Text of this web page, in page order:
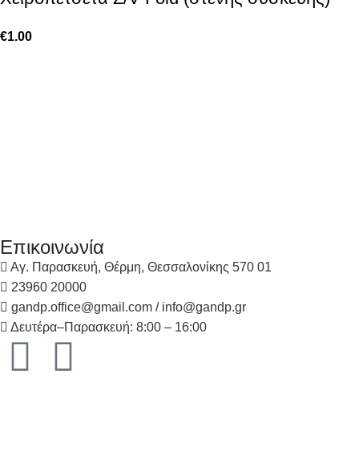
€1.00
Επικοινωνία
Αγ. Παρασκευή, Θέρμη, Θεσσαλονίκης 570 01
23960 20000
gandp.office@gmail.com / info@gandp.gr
Δευτέρα–Παρασκευή: 8:00 – 16:00